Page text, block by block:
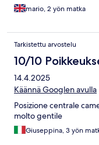
mario, 2 yön matka
Tarkistettu arvostelu
10/10
14.4.2025
Käännä Googlen avulla
Posizione centrale
molto gentile
Giuseppina, 3 yön